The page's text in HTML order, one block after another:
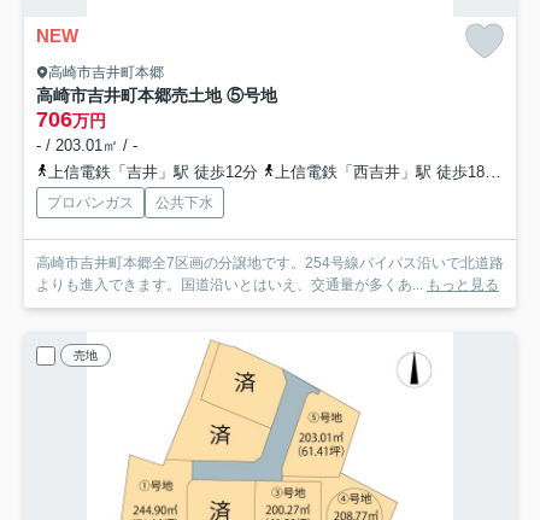
NEW
高崎市吉井町本郷
高崎市吉井町本郷売土地 ⑤号地
706万円
- / 203.01㎡ / -
上信電鉄「吉井」駅 徒歩12分
上信電鉄「西吉井」駅 徒歩18分
プロパンガス 公共下水
高崎市吉井町本郷全7区画の分譲地です。254号線バイパス沿いで北道路
よりも進入できます。国道沿いとはいえ、交通量が多くあ...
もっと見る
売地